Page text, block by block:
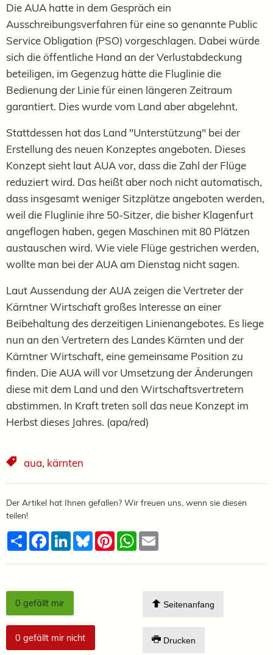
Die AUA hatte in dem Gespräch ein
Ausschreibungsverfahren für eine so genannte Public
Service Obligation (PSO) vorgeschlagen. Dabei würde
sich die öffentliche Hand an der Verlustabdeckung
beteiligen, im Gegenzug hätte die Fluglinie die
Bedienung der Linie für einen längeren Zeitraum
garantiert. Dies wurde vom Land aber abgelehnt.
Stattdessen hat das Land "Unterstützung" bei der
Erstellung des neuen Konzeptes angeboten. Dieses
Konzept sieht laut AUA vor, dass die Zahl der Flüge
reduziert wird. Das heißt aber noch nicht automatisch,
dass insgesamt weniger Sitzplätze angeboten werden,
weil die Fluglinie ihre 50-Sitzer, die bisher Klagenfurt
angeflogen haben, gegen Maschinen mit 80 Plätzen
austauschen wird. Wie viele Flüge gestrichen werden,
wollte man bei der AUA am Dienstag nicht sagen.
Laut Aussendung der AUA zeigen die Vertreter der
Kärntner Wirtschaft großes Interesse an einer
Beibehaltung des derzeitigen Linienangebotes. Es liege
nun an den Vertretern des Landes Kärnten und der
Kärntner Wirtschaft, eine gemeinsame Position zu
finden. Die AUA will vor Umsetzung der Änderungen
diese mit dem Land und den Wirtschaftsvertretern
abstimmen. In Kraft treten soll das neue Konzept im
Herbst dieses Jahres. (apa/red)
aua, kärnten
Der Artikel hat Ihnen gefallen? Wir freuen uns, wenn sie diesen
teilen!
TeilenFacebook
LinkedInBlueskyPinterestWhatsApp
0 gefällt mir
0 gefällt mir nicht
Seitenanfang
Drucken